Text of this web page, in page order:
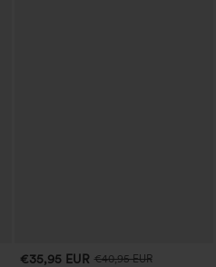
€35,95 EUR €40,95 EUR